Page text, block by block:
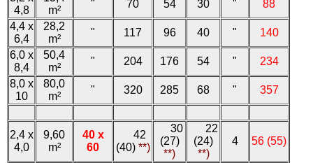
4,8
m²
" 70 54 30 "
88
4,4 x
6,4
28,2
m²
" 117 96 40 "
140
6,0 x
8,4
50,4
m²
" 204 176 54 "
234
8,0 x
10
80,0
m²
" 320 285 68 " 357
2,4 x
4,0
9,60
m²
40 x
60
42
(40) **)
30
(27)
**)
22
(24)
**)
4 56 (55)